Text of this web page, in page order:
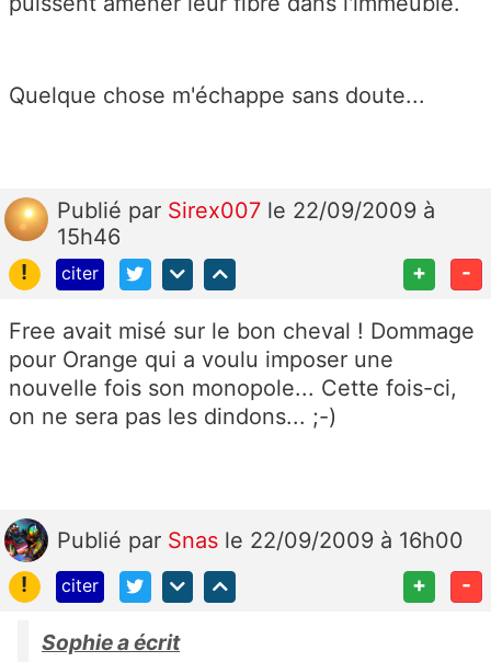
Quelque chose m'échappe sans doute...
Publié par Sirex007 le 22/09/2009 à
15h46
!
citer + -
Free avait misé sur le bon cheval ! Dommage
pour Orange qui a voulu imposer une
nouvelle fois son monopole... Cette fois-ci,
on ne sera pas les dindons... ;-)
Publié par Snas le 22/09/2009 à 16h00
!
citer + -
Sophie a écrit